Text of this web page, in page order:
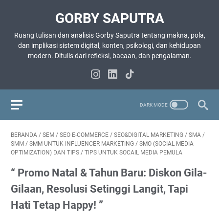
GORBY SAPUTRA
Ruang tulisan dan analisis Gorby Saputra tentang makna, pola,
dan implikasi sistem digital, konten, psikologi, dan kehidupan
modern. Ditulis dari refleksi, bacaan, dan pengalaman.
BERANDA / SEM / SEO E-COMMERCE / SEO&DIGITAL MARKETING / SMA /
SMM / SMM UNTUK INFLUENCER MARKETING / SMO (SOCIAL MEDIA
OPTIMIZATION) DAN TIPS / TIPS UNTUK SOCAIL MEDIA PEMULA
“ Promo Natal & Tahun Baru: Diskon Gila-
Gilaan, Resolusi Setinggi Langit, Tapi
Hati Tetap Happy! ”